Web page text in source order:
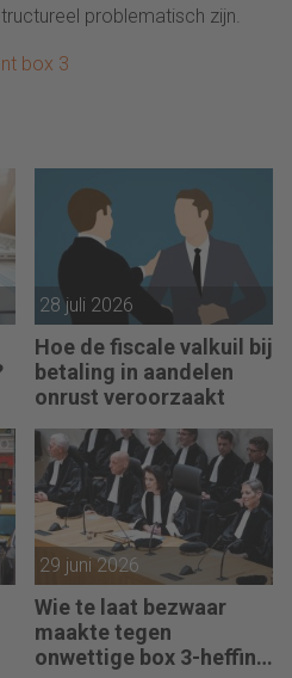
problematisch zijn.
box 3
28 juli 2026
Hoe de fiscale valkuil bij
betaling in aandelen
onrust veroorzaakt
29 juni 2026
Wie te laat bezwaar
maakte tegen
onwettige box 3-heffing